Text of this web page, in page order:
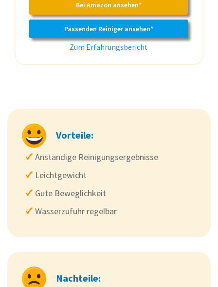
Bei Amazon ansehen*
Passenden Reiniger ansehen*
Zum Erfahrungsbericht
Vorteile:
Anständige Reinigungsergebnisse
Leichtgewicht
Gute Beweglichkeit
Wasserzufuhr regelbar
Nachteile: